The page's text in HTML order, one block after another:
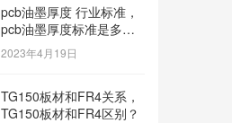
pcb油墨厚度 行业标准，
pcb油墨厚度标准是多
少？
2023年4月19日
TG150板材和FR4关系，
TG150板材和FR4区别？